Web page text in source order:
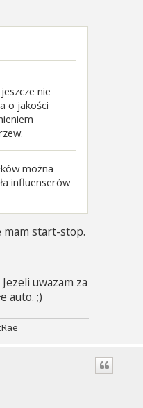
nie
o jakości
można
influenserów
start-stop.
uwazam za
auto. ;)